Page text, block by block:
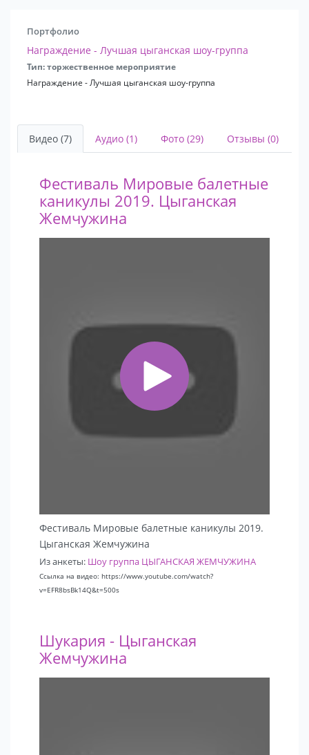
Портфолио
Награждение - Лучшая цыганская шоу-группа
Тип: торжественное мероприятие
Награждение - Лучшая цыганская шоу-группа
Видео (7) Аудио (1) Фото (29) Отзывы (0)
Фестиваль Мировые балетные
каникулы 2019. Цыганская
Жемчужина
Фестиваль Мировые балетные каникулы 2019.
Цыганская Жемчужина
Из анкеты: Шоу группа ЦЫГАНСКАЯ ЖЕМЧУЖИНА
Ссылка на видео: https://www.youtube.com/watch?
v=EFR8bsBk14Q&t=500s
Шукария - Цыганская
Жемчужина